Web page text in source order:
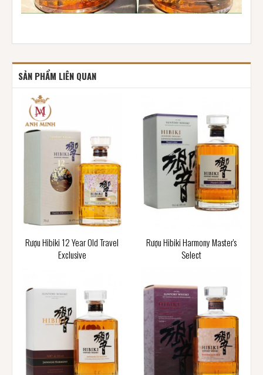
SẢN PHẨM LIÊN QUAN
Rượu Hibiki 12 Year Old Travel
Exclusive
Rượu Hibiki Harmony Master's
Select